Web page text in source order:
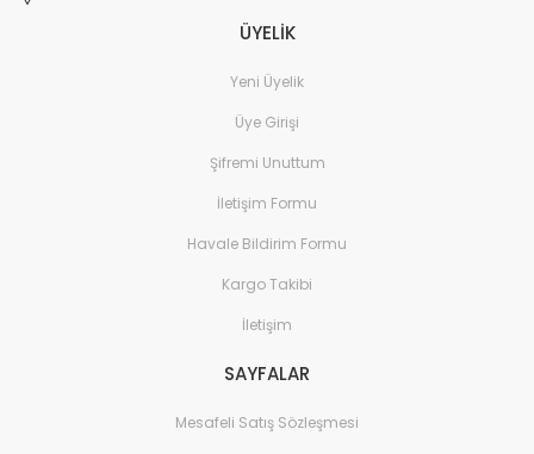
ÜYELİK
Yeni Üyelik
Üye Girişi
Şifremi Unuttum
İletişim Formu
Havale Bildirim Formu
Kargo Takibi
İletişim
SAYFALAR
Mesafeli Satış Sözleşmesi